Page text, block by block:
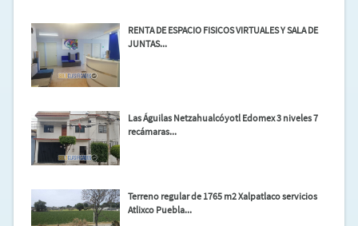
RENTA DE ESPACIO FISICOS VIRTUALES Y SALA DE
JUNTAS...
Las Águilas Netzahualcóyotl Edomex 3 niveles 7
recámaras...
Terreno regular de 1765 m2 Xalpatlaco servicios
Atlixco Puebla...